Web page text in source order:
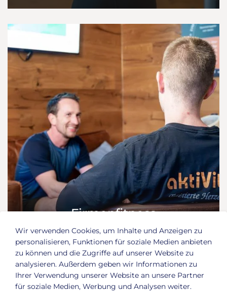
Firmenfitness
Premium Fitness und Gesundheit in Dessau: Das
Wir verwenden Cookies, um Inhalte und Anzeigen zu
personalisieren, Funktionen für soziale Medien anbieten
zu können und die Zugriffe auf unserer Website zu
analysieren. Außerdem geben wir Informationen zu
Ihrer Verwendung unserer Website an unsere Partner
für soziale Medien, Werbung und Analysen weiter.